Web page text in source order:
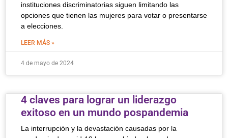
instituciones discriminatorias siguen limitando las
opciones que tienen las mujeres para votar o presentarse
a elecciones.
LEER MÁS »
4 de mayo de 2024
4 claves para lograr un liderazgo
exitoso en un mundo pospandemia
La interrupción y la devastación causadas por la